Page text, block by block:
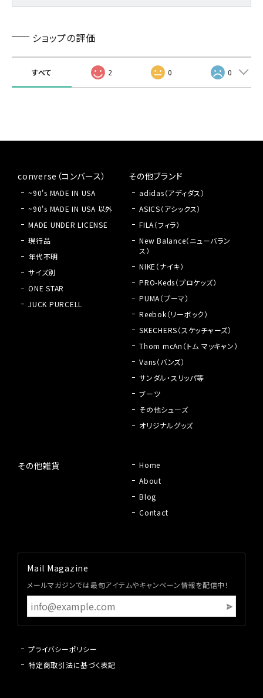
converse（コンバース）
~90's MADE IN USA
~90's MADE IN USA 以外
MADE UNDER LICENSE
現行品
年代不明
サイズ別
ONE STAR
JUCK PURCELL
その他ブランド
adidas（アディダス）
ASICS（アシックス）
FILA（フィラ）
New Balance（ニューバラン
ス）
NIKE（ナイキ）
PRO-Keds（プロケッズ）
PUMA（プーマ）
Reebok（リーボック）
SKECHERS（スケッチャーズ）
Thom mcAn（トム マッキャン）
Vans（バンズ）
サンダル・スリッパ等
ブーツ
その他シューズ
オリジナルグッズ
その他雑貨
Home
About
Blog
Contact
Mail Magazine
メールマガジンでは最旬アイテムやキャンペーン情報を配信中！
プライバシーポリシー
特定商取引法に基づく表記
ショップの評価
すべて 2 0 0